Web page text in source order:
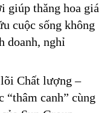
giúp thăng hoa giá
cuộc sống không
doanh, nghỉ
Chất lượng –
canh” cùng